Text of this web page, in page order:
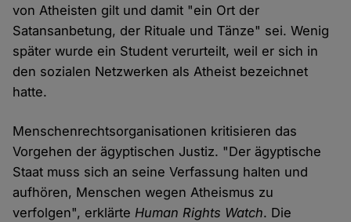
von Atheisten gilt und damit "ein Ort der
Satansanbetung, der Rituale und Tänze" sei. Wenig
später wurde ein Student verurteilt, weil er sich in
den sozialen Netzwerken als Atheist bezeichnet
hatte.
Menschenrechtsorganisationen kritisieren das
Vorgehen der ägyptischen Justiz. "Der ägyptische
Staat muss sich an seine Verfassung halten und
aufhören, Menschen wegen Atheismus zu
verfolgen", erklärteHuman Rights Watch. Die